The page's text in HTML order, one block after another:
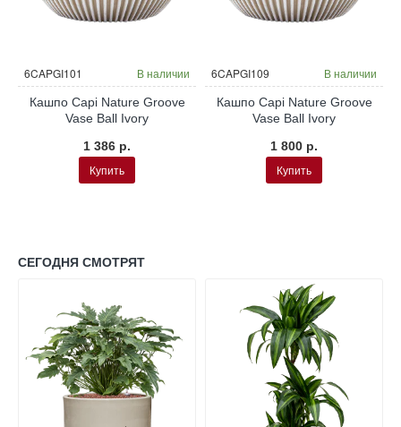
6CAPGI101 В наличии
Кашпо Capi Nature Groove
Vase Ball Ivory
1 386 р.
Купить
6CAPGI109 В наличии
Кашпо Capi Nature Groove
Vase Ball Ivory
1 800 р.
Купить
СЕГОДНЯ СМОТРЯТ